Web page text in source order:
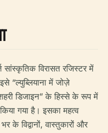
विरासत रजिस्टर में
“ल्युब्लियाना में जोज़े
डिजाइन” के हिस्से के रूप में
गया है। इसका महत्व
के विद्वानों, वास्तुकारों और